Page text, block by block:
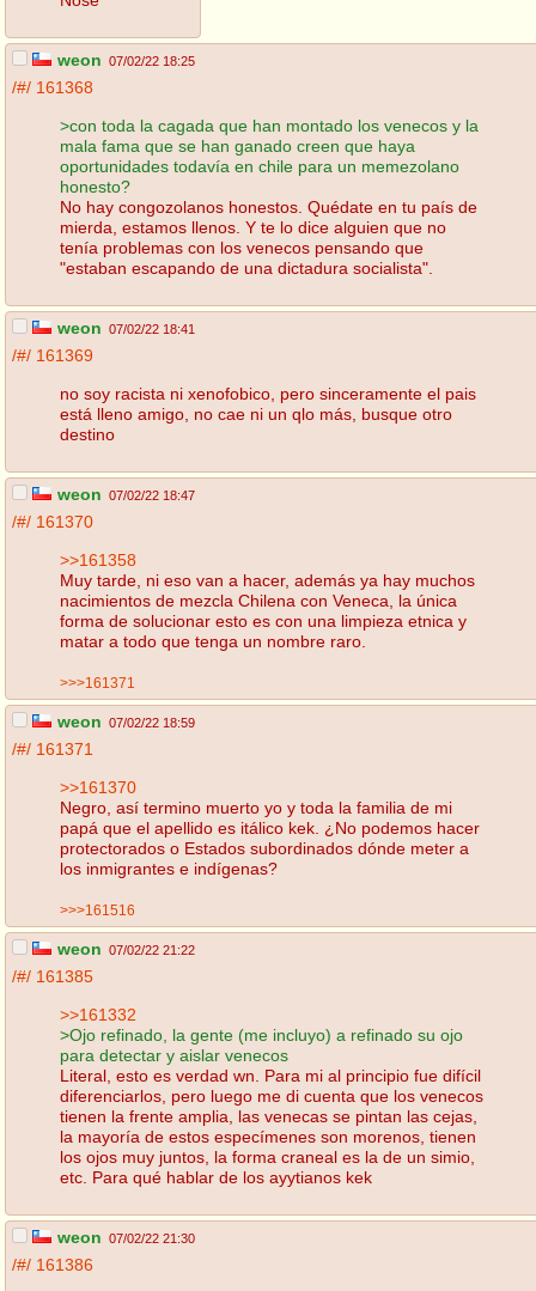
weon 07/02/22 18:25
/#/ 161368
>con toda la cagada que han montado los venecos y la
mala fama que se han ganado creen que haya
oportunidades todavía en chile para un memezolano
honesto?
No hay congozolanos honestos. Quédate en tu país de
mierda, estamos llenos. Y te lo dice alguien que no
tenía problemas con los venecos pensando que
"estaban escapando de una dictadura socialista".
weon 07/02/22 18:41
/#/ 161369
no soy racista ni xenofobico, pero sinceramente el pais
está lleno amigo, no cae ni un qlo más, busque otro
destino
weon 07/02/22 18:47
/#/ 161370
>>161358
Muy tarde, ni eso van a hacer, además ya hay muchos
nacimientos de mezcla Chilena con Veneca, la única
forma de solucionar esto es con una limpieza etnica y
matar a todo que tenga un nombre raro.
>>>161371
weon 07/02/22 18:59
/#/ 161371
>>161370
Negro, así termino muerto yo y toda la familia de mi
papá que el apellido es itálico kek. ¿No podemos hacer
protectorados o Estados subordinados dónde meter a
los inmigrantes e indígenas?
>>>161516
weon 07/02/22 21:22
/#/ 161385
>>161332
>Ojo refinado, la gente (me incluyo) a refinado su ojo
para detectar y aislar venecos
Literal, esto es verdad wn. Para mi al principio fue difícil
diferenciarlos, pero luego me di cuenta que los venecos
tienen la frente amplia, las venecas se pintan las cejas,
la mayoría de estos especímenes son morenos, tienen
los ojos muy juntos, la forma craneal es la de un simio,
etc. Para qué hablar de los ayytianos kek
weon 07/02/22 21:30
/#/ 161386